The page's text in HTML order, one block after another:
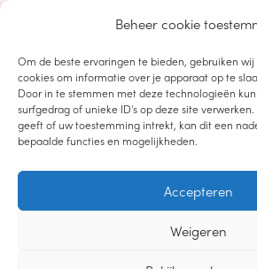
Beheer cookie
Om de beste ervaringen te bieden, gebruiken
cookies om informatie over je apparaat op te
Door in te stemmen met deze technologieën
surfgedrag of unieke ID's op deze site
geeft of uw toestemming intrekt, kan dit een
bepaalde functies en mogelijkheden.
Accepteren
Weigeren